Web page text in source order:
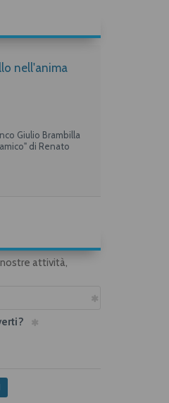
nell'anima
Giulio Brambilla
di Renato
attività,